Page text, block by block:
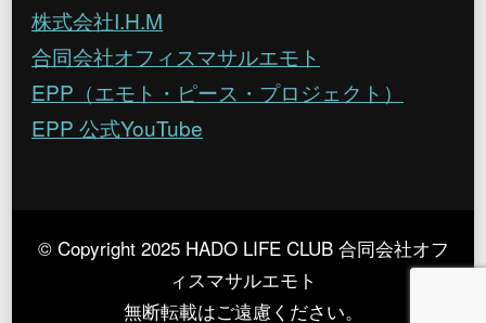
株式会社I.H.M
合同会社オフィスマサルエモト
EPP（エモト・ピース・プロジェクト）
EPP 公式YouTube
© Copyright 2025 HADO LIFE CLUB 合同会社オフ
ィスマサルエモト
無断転載はご遠慮ください。